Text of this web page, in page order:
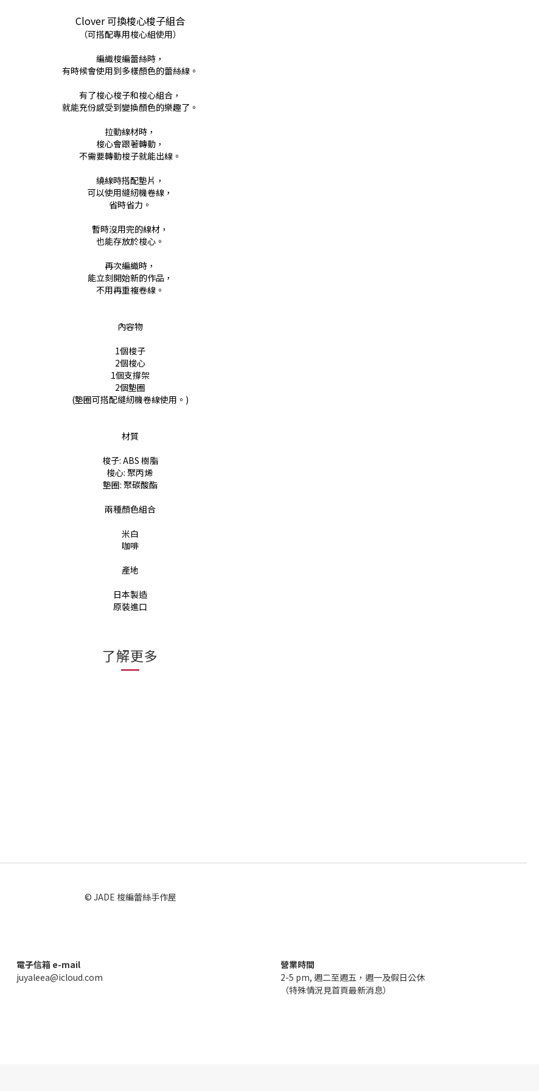
Clover 可換梭心梭子組合
（可搭配專用梭心組使用）
編織梭編蕾絲時，
有時候會使用到多樣顏色的蕾絲線。
有了梭心梭子和梭心組合，
就能充份感受到變換顏色的樂趣了。
拉動線材時，
梭心會跟著轉動，
不需要轉動梭子就能出線。
繞線時搭配墊片，
可以使用縫紉機卷線，
省時省力。
暫時沒用完的線材，
也能存放於梭心。
再次編織時，
能立刻開始新的作品，
不用再重複卷線。
內容物
1個梭子
2個梭心
1個支撐架
2個墊圈
(墊圈可搭配縫紉機卷線使用。)
材質
梭子: ABS 樹脂
梭心: 聚丙烯
墊圈: 聚碳酸酯
兩種顏色組合
米白
咖啡
產地
日本製造
原裝進口
了解更多
© JADE 梭編蕾絲手作屋
電子信箱 e-mail
juyaleea@icloud.com
營業時間
2-5 pm, 週二至週五，週一及假日公休
（特殊情況見首頁最新消息）